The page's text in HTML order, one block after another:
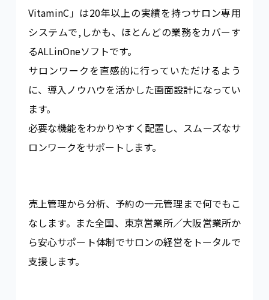
VitaminC」は20年以上の実績を持つサロン専用
システムで,しかも、ほとんどの業務をカバーす
るALLinOneソフトです。
サロンワークを直感的に行っていただけるよう
に、導入ノウハウを活かした画面設計になってい
ます。
必要な機能をわかりやすく配置し、スムーズなサ
ロンワークをサポートします。
売上管理から分析、予約の一元管理まで何でもこ
なします。また全国、東京営業所／大阪営業所か
ら安心サポート体制でサロンの経営をトータルで
支援します。